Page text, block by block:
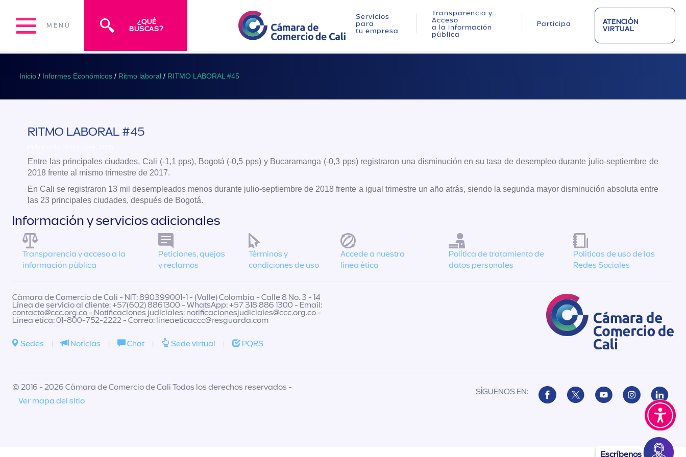
MENÚ
¿QUÉ
BUSCAS?
Servicios
para
tu empresa
Transparencia y
Acceso
a la información
pública
Participa
ATENCIÓN
VIRTUAL
Inicio / Informes Económicos / Ritmo laboral / RITMO LABORAL #45
RITMO LABORAL #45
Entre las principales ciudades, Cali (-1,1 pps), Bogotá (-0,5 pps) y Bucaramanga (-0,3 pps) registraron una disminución en su tasa de desempleo durante julio-septiembre de
2018 frente al mismo trimestre de 2017.
En Cali se registraron 13 mil desempleados menos durante julio-septiembre de 2018 frente a igual trimestre un año atrás, siendo la segunda mayor disminución absoluta entre
las 23 principales ciudades, después de Bogotá.
Escríbenos
Información y servicios adicionales
Transparencia y acceso a la
información pública
Peticiones, quejas
y reclamos
Términos y
condiciones de uso
Accede a nuestra
línea ética
Política de tratamiento de
datos personales
Políticas de uso de las
Redes Sociales
Cámara de Comercio de Cali - NIT: 890399001-1 - (Valle) Colombia - Calle 8 No. 3 - 14
Línea de servicio al cliente: +57(602) 8861300 - WhatsApp: +57 318 886 1300 - Email:
contacto@ccc.org.co- Notificaciones judiciales: notificacionesjudiciales@ccc.org.co-
Línea ética: 01-800-752-2222 - Correo: lineaeticaccc@resguarda.com
Sedes | Noticias | Chat | Sede virtual | PQRS
© 2016 - 2026 Cámara de Comercio de Cali Todos los derechos reservados -
Ver mapa del sitio
SÍGUENOS EN: